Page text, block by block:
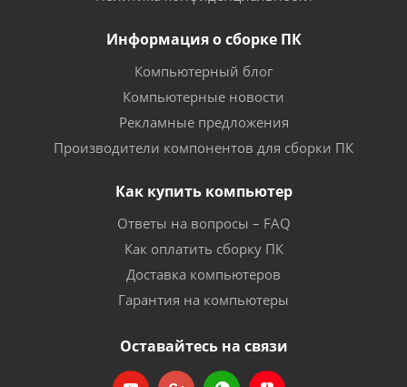
Информация о сборке ПК
Компьютерный блог
Компьютерные новости
Рекламные предложения
Производители компонентов для сборки ПК
Как купить компьютер
Ответы на вопросы – FAQ
Как оплатить сборку ПК
Доставка компьютеров
Гарантия на компьютеры
Оставайтесь на связи